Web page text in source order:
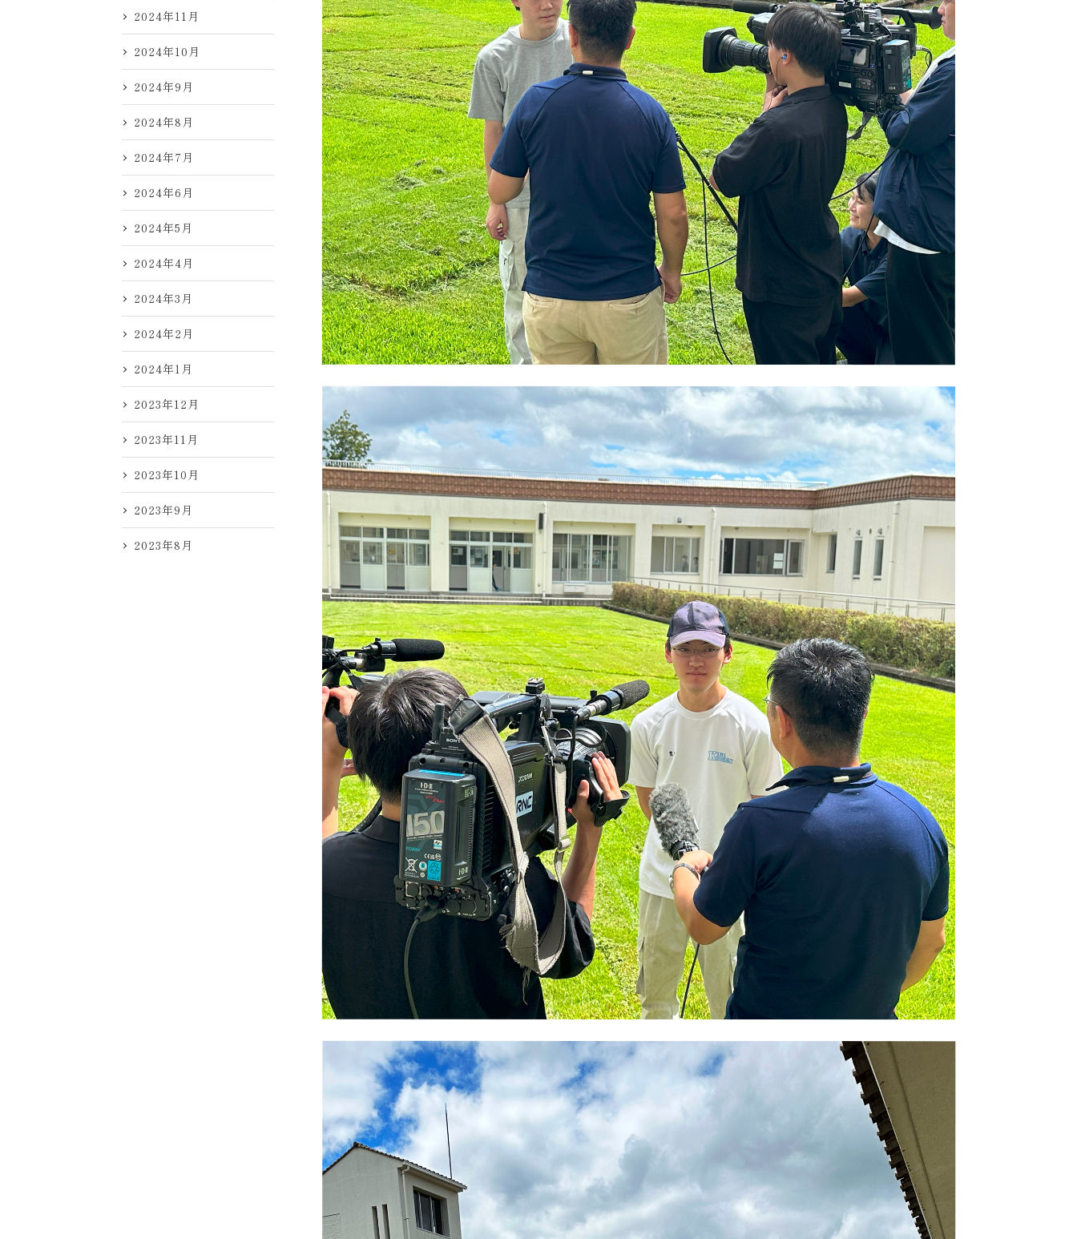
2024年11月
2024年10月
2024年9月
2024年8月
2024年7月
2024年6月
2024年5月
2024年4月
2024年3月
2024年2月
2024年1月
2023年12月
2023年11月
2023年10月
2023年9月
2023年8月